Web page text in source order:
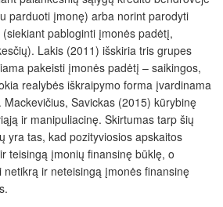
parduoti įmonę) arba norint parodyti
pabloginti įmonės padėtį,
Lakis (2011) išskiria tris grupes
pakeisti įmonės padėtį – saikingos,
realybės iškraipymo forma įvardinama
Mackevičius, Savickas (2015) kūrybinę
ir manipuliacinę. Skirtumas tarp šių
yra tas, kad pozityviosios apskaitos
teisingą įmonių finansinę būklę, o
netikrą ir neteisingą įmonės finansinę